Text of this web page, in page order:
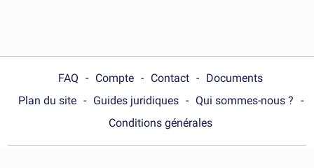
FAQ Compte Contact
Documents
Plan du site
Guides juridiques
Qui sommes-nous ?
Conditions générales